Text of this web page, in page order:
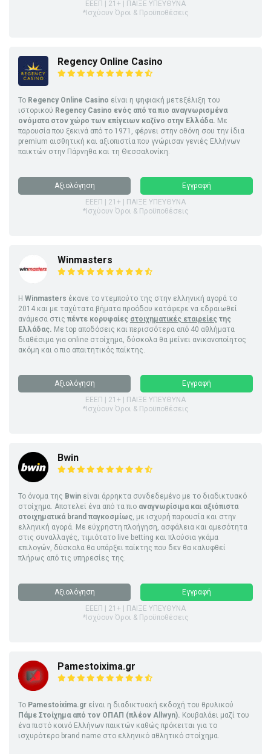
ΕΕΕΠ | 21+ | ΠΑΙΞΕ ΥΠΕΥΘΥΝΑ
*Ισχύουν Όροι & Προϋποθέσεις
Regency Online Casino
Το Regency Online Casino είναι η ψηφιακή μετεξέλιξη του
ιστορικού Regency Casino ενός από τα πιο αναγνωρισμένα
ονόματα στον χώρο των επίγειων καζίνο στην Ελλάδα. Με
παρουσία που ξεκινά από το 1971, φέρνει στην οθόνη σου την ίδια
premium αισθητική και αξιοπιστία που γνώρισαν γενιές Ελλήνων
παικτών στην Πάρνηθα και τη Θεσσαλονίκη.
Αξιολόγηση
Εγγραφή
ΕΕΕΠ | 21+ | ΠΑΙΞΕ ΥΠΕΥΘΥΝΑ
*Ισχύουν Όροι & Προϋποθέσεις
Winmasters
Η Winmasters έκανε το ντεμπούτο της στην ελληνική αγορά το
2014 και με ταχύτατα βήματα προόδου κατάφερε να εδραιωθεί
ανάμεσα στις πέντε κορυφαίες στοιχηματικές εταιρείες της
Ελλάδας. Με top αποδόσεις και περισσότερα από 40 αθλήματα
διαθέσιμα για online στοίχημα, δύσκολα θα μείνει ανικανοποίητος
ακόμη και ο πιο απαιτητικός παίκτης.
Αξιολόγηση
Εγγραφή
ΕΕΕΠ | 21+ | ΠΑΙΞΕ ΥΠΕΥΘΥΝΑ
*Ισχύουν Όροι & Προϋποθέσεις
Bwin
Το όνομα της Bwin είναι άρρηκτα συνδεδεμένο με το διαδικτυακό
στοίχημα. Αποτελεί ένα από τα πιο αναγνωρίσιμα και αξιόπιστα
στοιχηματικά brand παγκοσμίως, με ισχυρή παρουσία και στην
ελληνική αγορά. Με εύχρηστη πλοήγηση, ασφάλεια και αμεσότητα
στις συναλλαγές, τιμιότατο live betting και πλούσια γκάμα
επιλογών, δύσκολα θα υπάρξει παίκτης που δεν θα καλυφθεί
πλήρως από τις υπηρεσίες της.
Αξιολόγηση
Εγγραφή
ΕΕΕΠ | 21+ | ΠΑΙΞΕ ΥΠΕΥΘΥΝΑ
*Ισχύουν Όροι & Προϋποθέσεις
Pamestoixima.gr
Το Pamestoixima.gr είναι η διαδικτυακή εκδοχή του θρυλικού
Πάμε Στοίχημα από τον ΟΠΑΠ (πλέον Allwyn). Κουβαλάει μαζί του
ένα πιστό κοινό Ελλήνων παικτών καθώς πρόκειται για το
ισχυρότερο brand name στο ελληνικό αθλητικό στοίχημα.